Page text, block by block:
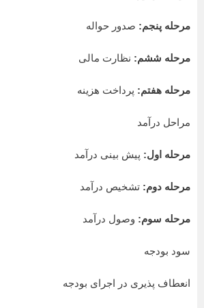
مرحله پنجم: صدور حواله
مرحله ششم: نظارت مالی
مرحله هفتم: پرداخت هزینه
مراحل درآمد
مرحله اول: پیش بینی درآمد
مرحله دوم: تشخیص درآمد
مرحله سوم: وصول درآمد
سود بودجه
انعطاف پذیری در اجرای بودجه